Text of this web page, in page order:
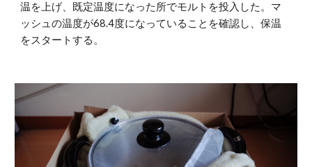
温を上げ、既定温度になった所でモルトを投入した。マ
ッシュの温度が68.4度になっていることを確認し、保温
をスタートする。